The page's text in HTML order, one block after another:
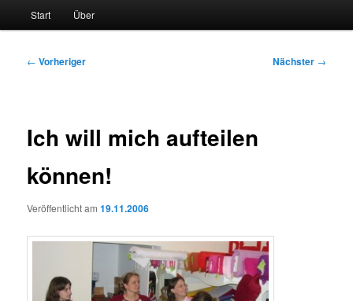
Start Über
Beitragsnavigation
← Vorheriger Nächster →
Ich will mich aufteilen
können!
Veröffentlicht am19.11.2006